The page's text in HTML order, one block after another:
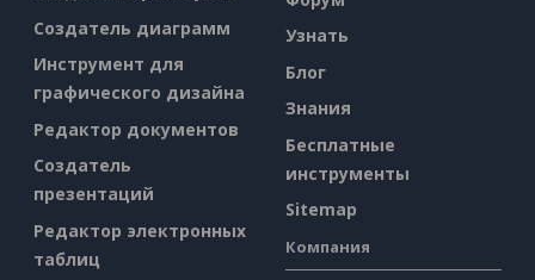
Создатель диаграмм
Инструмент для
графического дизайна
Редактор документов
Создатель
презентаций
Редактор электронных
таблиц
Узнать
Блог
Знания
Бесплатные
инструменты
Sitemap
Компания